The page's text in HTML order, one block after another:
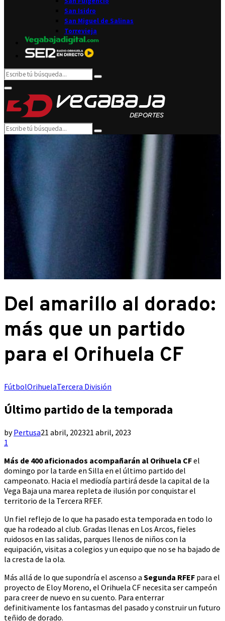
San Isidro
San Miguel de Salinas
Torrevieja
Search
for:
Search
Primary
Menu
Search
for:
Search
Del amarillo al dorado:
más que un partido
para el Orihuela CF
FútbolOrihuelaTercera División
Último partido de la temporada
byPertusa21 abril, 202321 abril, 2023
1
Más de 400 aficionados acompañarán al Orihuela CFel
domingo por la tarde en Silla en el último partido del
campeonato. Hacia el mediodía partirá desde la capital de la
Vega Baja una marea repleta de ilusión por conquistar el
territorio de la Tercera RFEF.
Un fiel reflejo de lo que ha pasado esta temporada en todo lo
que ha rodeado al club. Gradas llenas en Los Arcos, fieles
ruidosos en las salidas, parques llenos de niños con la
equipación, visitas a colegios y un equipo que no se ha bajado de
la cresta de la ola.
Más allá de lo que supondría el ascenso a Segunda RFEF para el
proyecto de Eloy Moreno, el Orihuela CF necesita ser campeón
para creer de nuevo en su cuento. Para enterrar
definitivamente los fantasmas del pasado y construir un futuro
teñido de dorado.